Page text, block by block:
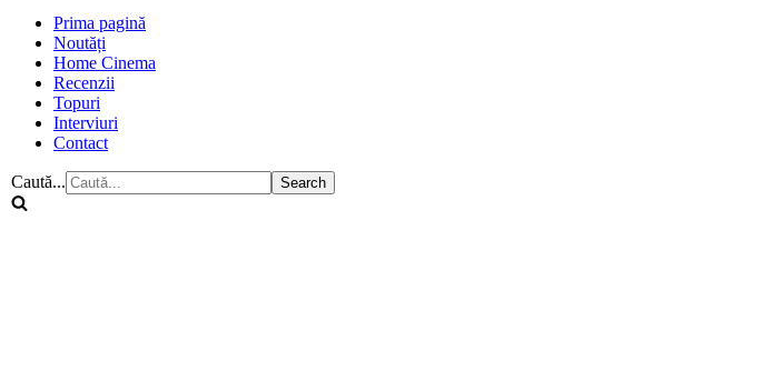
Prima pagină
Noutăți
Home Cinema
Recenzii
Topuri
Interviuri
Contact
Caută...